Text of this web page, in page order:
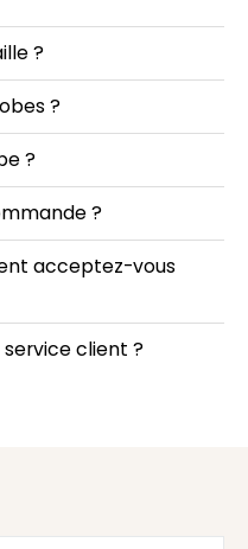
?
?
?
?
acceptez-vous
client ?